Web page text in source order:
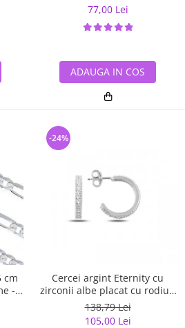
77,00 Lei
ADAUGA IN COS
cm
-
Cercei argint Eternity cu
zirconii albe placat cu rodiu -
ETU0153
138,79 Lei
105,00 Lei
-24%